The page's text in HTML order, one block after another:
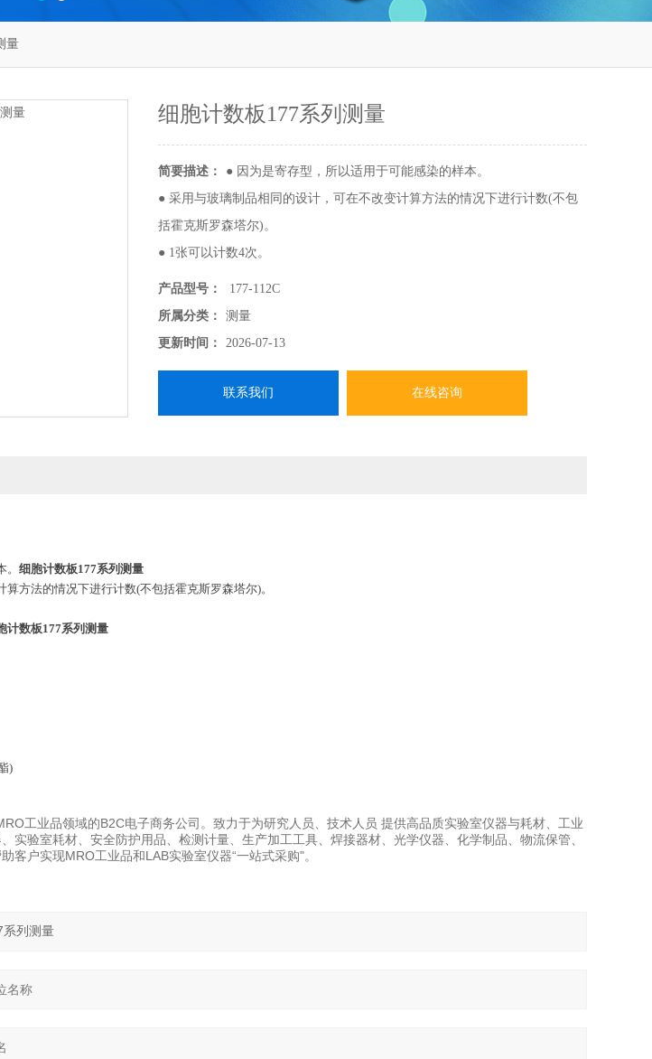
量
细胞计数板177系列测量
简要描述：
● 因为是寄存型，所以适用于可能感染的样本。
● 采用与玻璃制品相同的设计，可在不改变计算方法的情况下进行计数(不包
括霍克斯罗森塔尔)。
● 1张可以计数4次。
● 使用后的包装可以用作遮光性滑动盒。细胞计数板177系列测量
产品型号：
177-112C
所属分类：
测量
更新时间：
2026-07-13
联系我们 在线咨询
细胞计数板177系列测量
方法的情况下进行计数(不包括霍克斯罗森塔尔)。
计数板177系列测量
)
工业品领域的B2C电子商务公司。致力于为研究人员、技术人员 提供高品质实验室仪器与耗材、工业
实验室耗材、安全防护用品、检测计量、生产加工工具、焊接器材、光学仪器、化学制品、物流保管、
客户实现MRO工业品和LAB实验室仪器“一站式采购"。